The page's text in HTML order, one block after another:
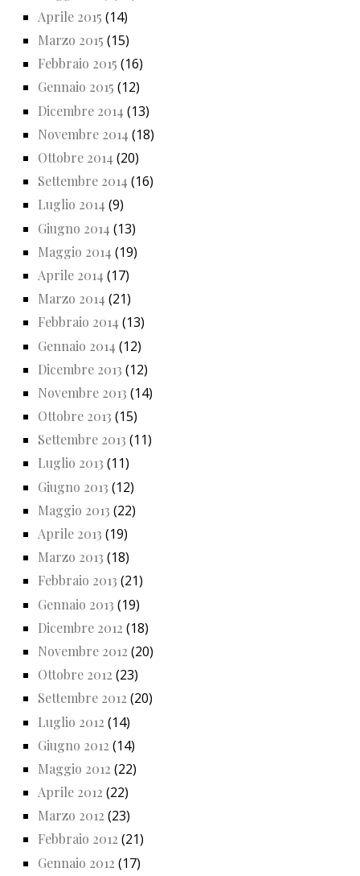
Aprile 2015 (14)
Marzo 2015 (15)
Febbraio 2015 (16)
Gennaio 2015 (12)
Dicembre 2014 (13)
Novembre 2014 (18)
Ottobre 2014 (20)
Settembre 2014 (16)
Luglio 2014 (9)
Giugno 2014 (13)
Maggio 2014 (19)
Aprile 2014 (17)
Marzo 2014 (21)
Febbraio 2014 (13)
Gennaio 2014 (12)
Dicembre 2013 (12)
Novembre 2013 (14)
Ottobre 2013 (15)
Settembre 2013 (11)
Luglio 2013 (11)
Giugno 2013 (12)
Maggio 2013 (22)
Aprile 2013 (19)
Marzo 2013 (18)
Febbraio 2013 (21)
Gennaio 2013 (19)
Dicembre 2012 (18)
Novembre 2012 (20)
Ottobre 2012 (23)
Settembre 2012 (20)
Luglio 2012 (14)
Giugno 2012 (14)
Maggio 2012 (22)
Aprile 2012 (22)
Marzo 2012 (23)
Febbraio 2012 (21)
Gennaio 2012 (17)